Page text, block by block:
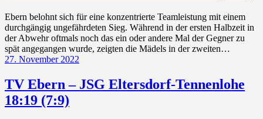
Ebern belohnt sich für eine konzentrierte Teamleistung mit einem
durchgängig ungefährdeten Sieg. Während in der ersten Halbzeit in
der Abwehr oftmals noch das ein oder andere Mal der Gegner zu
spät angegangen wurde, zeigten die Mädels in der zweiten…
27. November 2022
TV Ebern – JSG Eltersdorf-Tennenlohe
18:19 (7:9)